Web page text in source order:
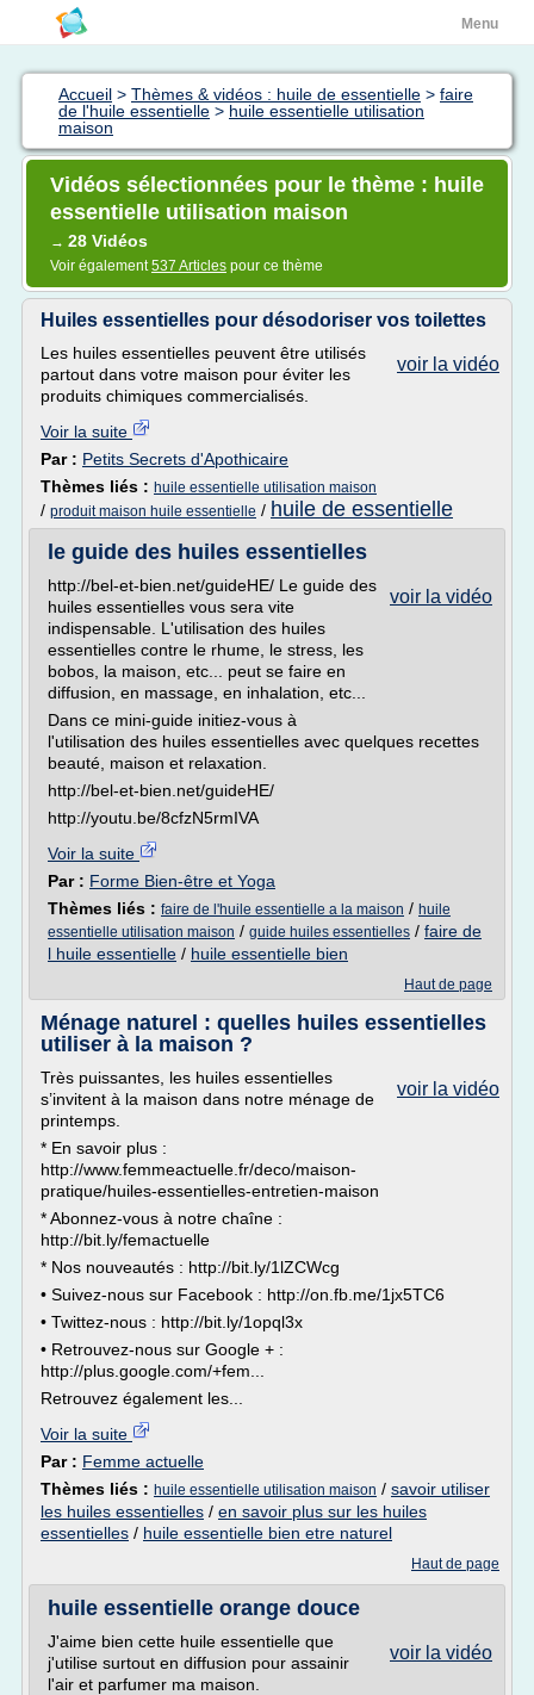
Menu
Accueil > Thèmes & vidéos : huile de essentielle > faire
de l'huile essentielle > huile essentielle utilisation
maison
Vidéos sélectionnées pour le thème : huile
essentielle utilisation maison
→ 28 Vidéos
Voir également537 Articles pour ce thème
Huiles essentielles pour désodoriser vos toilettes
voir la vidéo
Les huiles essentielles peuvent être utilisés
partout dans votre maison pour éviter les
produits chimiques commercialisés.
Voir la suite
Par : Petits Secrets d'Apothicaire
Thèmes liés : huile essentielle utilisation maison
/ produit maison huile essentielle / huile de essentielle
le guide des huiles essentielles
voir la vidéo
http://bel-et-bien.net/guideHE/ Le guide des
huiles essentielles vous sera vite
indispensable. L'utilisation des huiles
essentielles contre le rhume, le stress, les
bobos, la maison, etc... peut se faire en
diffusion, en massage, en inhalation, etc...
Dans ce mini-guide initiez-vous à
l'utilisation des huiles essentielles avec quelques recettes
beauté, maison et relaxation.
http://bel-et-bien.net/guideHE/
http://youtu.be/8cfzN5rmIVA
Voir la suite
Par : Forme Bien-être et Yoga
Thèmes liés : faire de l'huile essentielle a la maison / huile
essentielle utilisation maison / guide huiles essentielles / faire de
l huile essentielle / huile essentielle bien
Haut de page
Ménage naturel : quelles huiles essentielles
utiliser à la maison ?
voir la vidéo
Très puissantes, les huiles essentielles
s’invitent à la maison dans notre ménage de
printemps.
* En savoir plus :
http://www.femmeactuelle.fr/deco/maison-
pratique/huiles-essentielles-entretien-maison
* Abonnez-vous à notre chaîne :
http://bit.ly/femactuelle
* Nos nouveautés : http://bit.ly/1lZCWcg
• Suivez-nous sur Facebook : http://on.fb.me/1jx5TC6
• Twittez-nous : http://bit.ly/1opql3x
• Retrouvez-nous sur Google + :
http://plus.google.com/+fem...
Retrouvez également les...
Voir la suite
Par : Femme actuelle
Thèmes liés : huile essentielle utilisation maison / savoir utiliser
les huiles essentielles / en savoir plus sur les huiles
essentielles / huile essentielle bien etre naturel
Haut de page
huile essentielle orange douce
voir la vidéo
J'aime bien cette huile essentielle que
j'utilise surtout en diffusion pour assainir
l'air et parfumer ma maison.